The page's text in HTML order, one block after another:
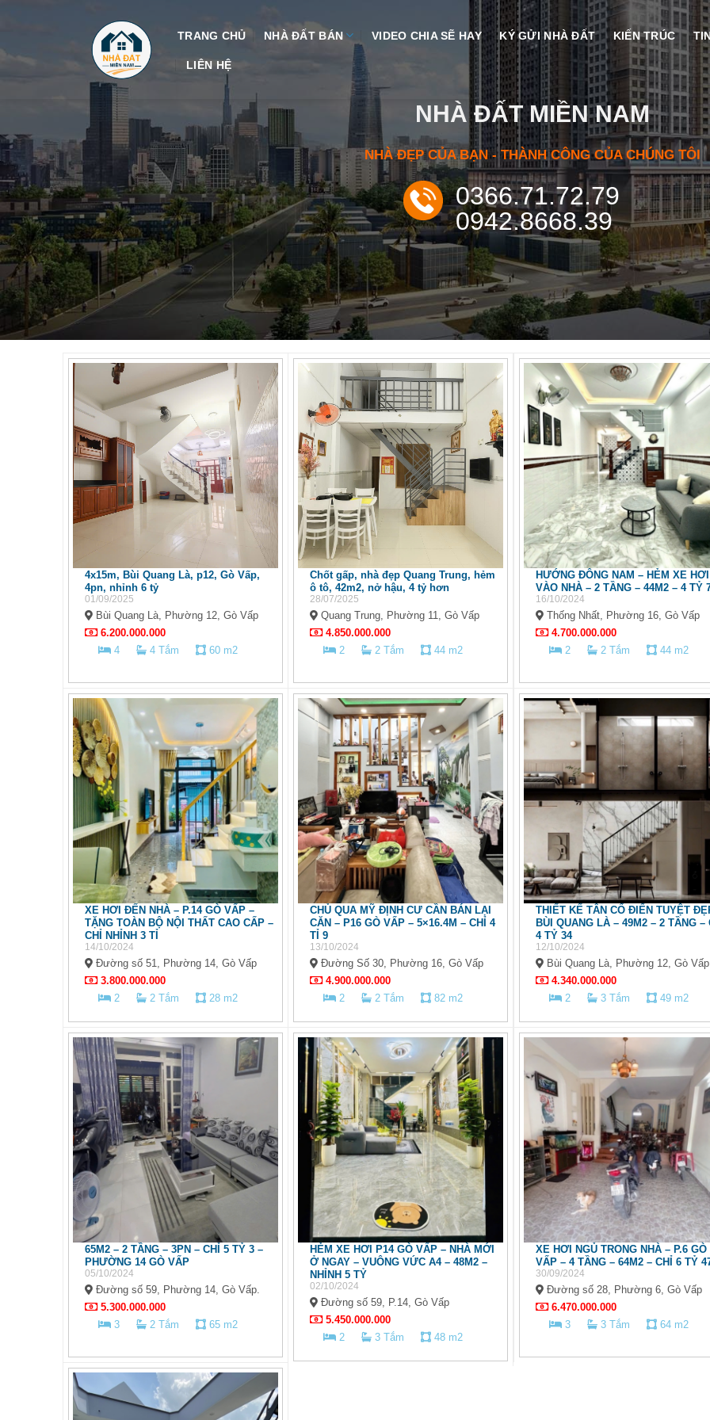
content
TRANG CHỦ NHÀ ĐẤT BÁN VIDEO CHIA SẼ HAY KÝ GỬI NHÀ ĐẤT KIẾN TRÚC
LIÊN HỆ
NHÀ ĐẤT MIỀN NAM
NHÀ ĐẸP CỦA BẠN - THÀNH CÔNG CỦA CHÚNG TÔI
0366.71.72.79
0942.8668.39
4x15m, Bùi Quang Là, p12, Gò Vấp,
4pn, nhỉnh 6 tỷ
01/09/2025
Bùi Quang Là, Phường 12, Gò Vấp
6.200.000.000
4
4 Tắm 60 m2
Chốt gấp, nhà đẹp Quang Trung, hẻm
ô tô, 42m2, nở hậu, 4 tỷ hơn
28/07/2025
Quang Trung, Phường 11, Gò Vấp
4.850.000.000
2
2 Tắm 44 m2
HƯỚNG ĐÔNG NAM – HẺM XE HƠI
VÀO NHÀ – 2 TẦNG – 44M2 – 4 TỶ
16/10/2024
Thống Nhất, Phường 16, Gò Vấp
4.700.000.000
2
2 Tắm 44 m2
XE HƠI ĐẾN NHÀ – P.14 GÒ VẤP –
TẶNG TOÀN BỘ NỘI THẤT CAO CẤP –
CHỈ NHỈNH 3 TỈ
14/10/2024
Đường số 51, Phường 14, Gò Vấp
3.800.000.000
2
2 Tắm 28 m2
CHỦ QUA MỸ ĐỊNH CƯ CẦN BÁN LẠI
CĂN – P16 GÒ VẤP – 5×16.4M – CHỈ 4
TỈ 9
13/10/2024
Đường Số 30, Phường 16, Gò Vấp
4.900.000.000
2
2 Tắm 82 m2
THIẾT KẾ TÂN CỔ ĐIỂN TUYỆT
BÙI QUANG LÀ – 49M2 – 2 TẦNG –
4 TỶ 34
12/10/2024
Bùi Quang Là, Phường 12, Gò Vấp
4.340.000.000
2
3 Tắm 49 m2
65M2 – 2 TẦNG – 3PN – CHỈ 5 TỶ 3 –
PHƯỜNG 14 GÒ VẤP
05/10/2024
Đường số 59, Phường 14, Gò Vấp.
5.300.000.000
3
2 Tắm 65 m2
HẺM XE HƠI P14 GÒ VẤP – NHÀ MỚI
Ở NGAY – VUÔNG VỨC A4 – 48M2 –
NHỈNH 5 TỶ
02/10/2024
Đường số 59, P.14, Gò Vấp
5.450.000.000
2
3 Tắm 48 m2
XE HƠI NGỦ TRONG NHÀ – P.6 GÒ
VẤP – 4 TẦNG – 64M2 – CHỈ 6 TỶ
30/09/2024
Đường số 28, Phường 6, Gò Vấp
6.470.000.000
3
3 Tắm 64 m2